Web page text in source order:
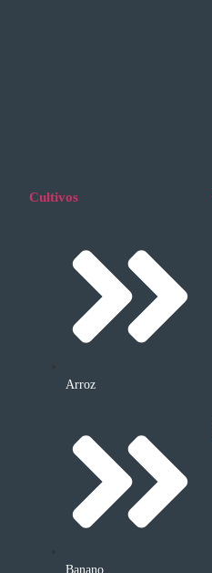
Cultivos
Arroz
Banano